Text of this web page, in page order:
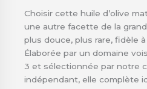
Choisir cette huile d’olive
une autre facette de la
plus douce, plus rare, fidèle
Élaborée par un domaine
3 et sélectionnée par notre
indépendant, elle complète